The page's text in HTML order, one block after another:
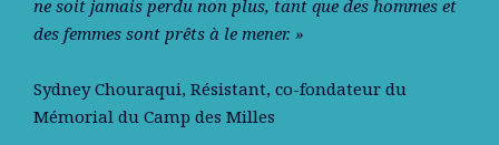
ne soit jamais perdu non plus, tant que des hommes et
des femmes sont prêts à le mener. »
Sydney Chouraqui, Résistant, co-fondateur du
Mémorial du Camp des Milles